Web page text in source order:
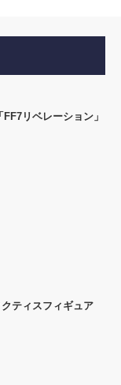
リベレーション」
クティスフィギュア